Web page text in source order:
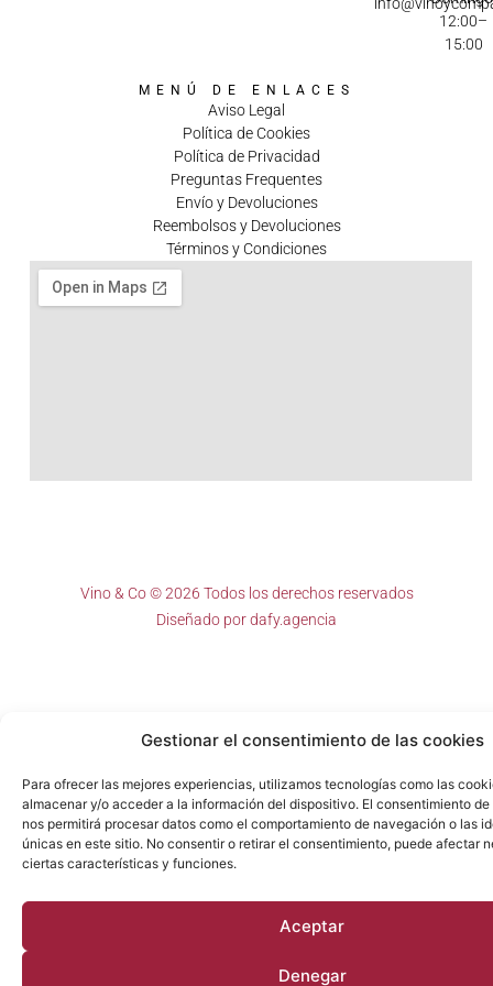
Gestionar el consentimiento de las cookies
Para ofrecer las mejores experiencias, utilizamos tecnologías como las
almacenar y/o acceder a la información del dispositivo. El consentimiento
nos permitirá procesar datos como el comportamiento de navegación o las
únicas en este sitio. No consentir o retirar el consentimiento, puede afectar
ciertas características y funciones.
Aceptar
Denegar
12:00–
15:00
MENÚ DE ENLACES
Aviso Legal
Política de Cookies
Política de Privacidad
Preguntas Frequentes
Envío y Devoluciones
Reembolsos y Devoluciones
Términos y Condiciones
Vino & Co © 2026 Todos los derechos reservados
Diseñado pordafy.agencia